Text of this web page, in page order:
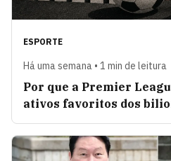
ESPORTE
Há uma semana • 1 min de leitura
Por que a Premier
ativos favoritos dos